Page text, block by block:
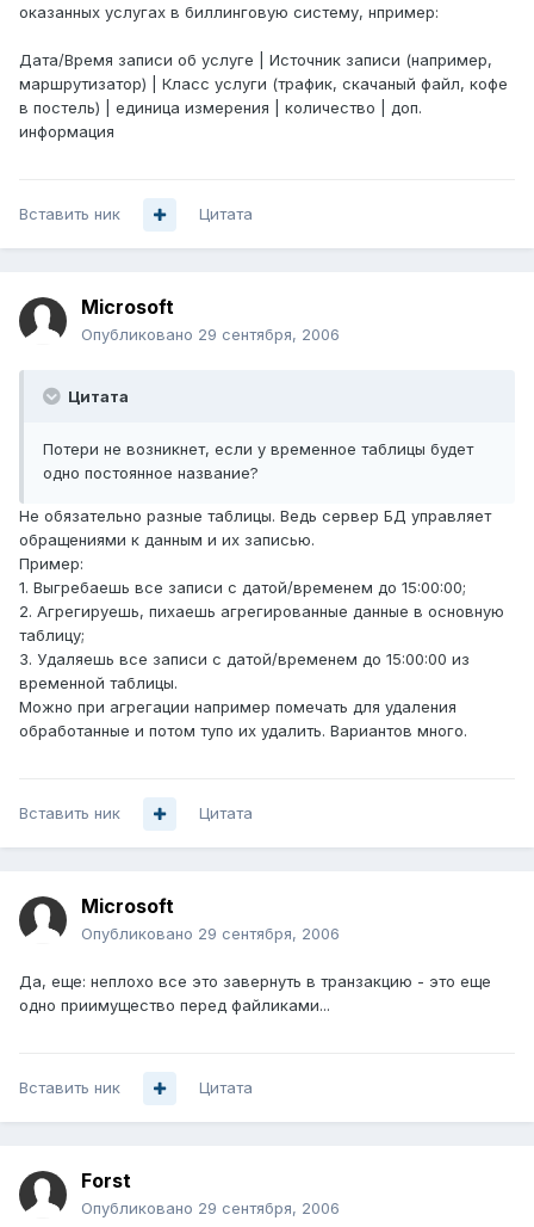
оказанных услугах в биллинговую систему, нпример:
Дата/Время записи об услуге | Источник записи (например,
маршрутизатор) | Класс услуги (трафик, скачаный файл, кофе
в постель) | единица измерения | количество | доп.
информация
Вставить ник Цитата
Microsoft
Опубликовано 29 сентября, 2006
Цитата
Потери не возникнет, если у временное таблицы будет
одно постоянное название?
Не обязательно разные таблицы. Ведь сервер БД управляет
обращениями к данным и их записью.
Пример:
1. Выгребаешь все записи с датой/временем до 15:00:00;
2. Агрегируешь, пихаешь агрегированные данные в основную
таблицу;
3. Удаляешь все записи с датой/временем до 15:00:00 из
временной таблицы.
Можно при агрегации например помечать для удаления
обработанные и потом тупо их удалить. Вариантов много.
Вставить ник Цитата
Microsoft
Опубликовано 29 сентября, 2006
Да, еще: неплохо все это завернуть в транзакцию - это еще
одно приимущество перед файликами...
Вставить ник Цитата
Forst
Опубликовано 29 сентября, 2006